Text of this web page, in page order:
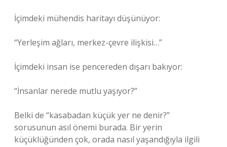
İçimdeki mühendis haritayı düşünüyor:
“Yerleşim ağları, merkez-çevre ilişkisi…”
İçimdeki insan ise pencereden dışarı bakıyor:
“İnsanlar nerede mutlu yaşıyor?”
Belki de “kasabadan küçük yer ne denir?”
sorusunun asıl önemi burada. Bir yerin
küçüklüğünden çok, orada nasıl yaşandığıyla ilgili